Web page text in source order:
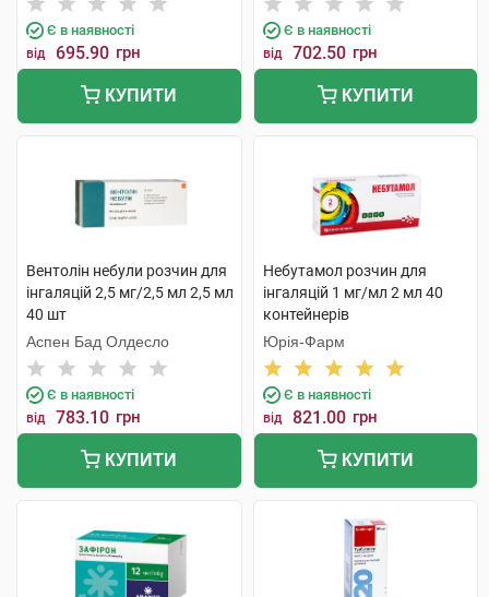
Є в наявності
від 695.90 грн
КУПИТИ
Є в наявності
від 702.50 грн
КУПИТИ
Вентолін небули розчин для
інгаляцій 2,5 мг/2,5 мл 2,5 мл
40 шт
Аспен Бад Олдесло
Є в наявності
від 783.10 грн
КУПИТИ
Небутамол розчин для
інгаляцій 1 мг/мл 2 мл 40
контейнерів
Юрія-Фарм
Є в наявності
від 821.00 грн
КУПИТИ